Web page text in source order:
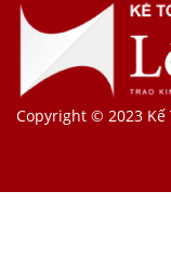
Copyright © 2023 Kế